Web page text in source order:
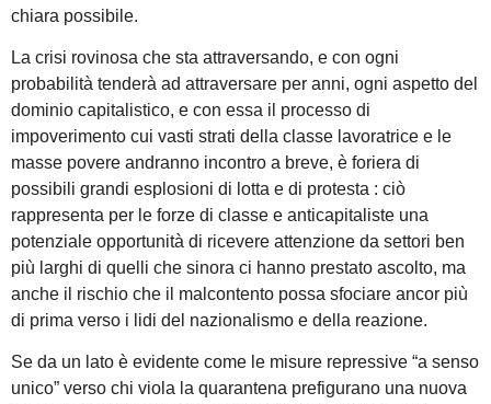
chiara possibile.
La crisi rovinosa che sta attraversando, e con ogni
probabilità tenderà ad attraversare per anni, ogni aspetto del
dominio capitalistico, e con essa il processo di
impoverimento cui vasti strati della classe lavoratrice e le
masse povere andranno incontro a breve, è foriera di
possibili grandi esplosioni di lotta e di protesta : ciò
rappresenta per le forze di classe e anticapitaliste una
potenziale opportunità di ricevere attenzione da settori ben
più larghi di quelli che sinora ci hanno prestato ascolto, ma
anche il rischio che il malcontento possa sfociare ancor più
di prima verso i lidi del nazionalismo e della reazione.
Se da un lato è evidente come le misure repressive “a senso
unico” verso chi viola la quarantena prefigurano una nuova